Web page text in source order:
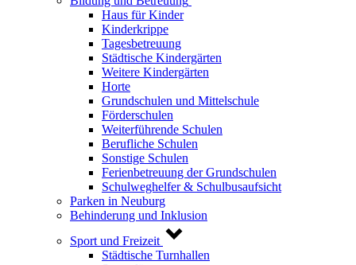
Haus für Kinder
Kinderkrippe
Tagesbetreuung
Städtische Kindergärten
Weitere Kindergärten
Horte
Grundschulen und Mittelschule
Förderschulen
Weiterführende Schulen
Berufliche Schulen
Sonstige Schulen
Ferienbetreuung der Grundschulen
Schulweghelfer & Schulbusaufsicht
Parken in Neuburg
Behinderung und Inklusion
Sport und Freizeit
Städtische Turnhallen